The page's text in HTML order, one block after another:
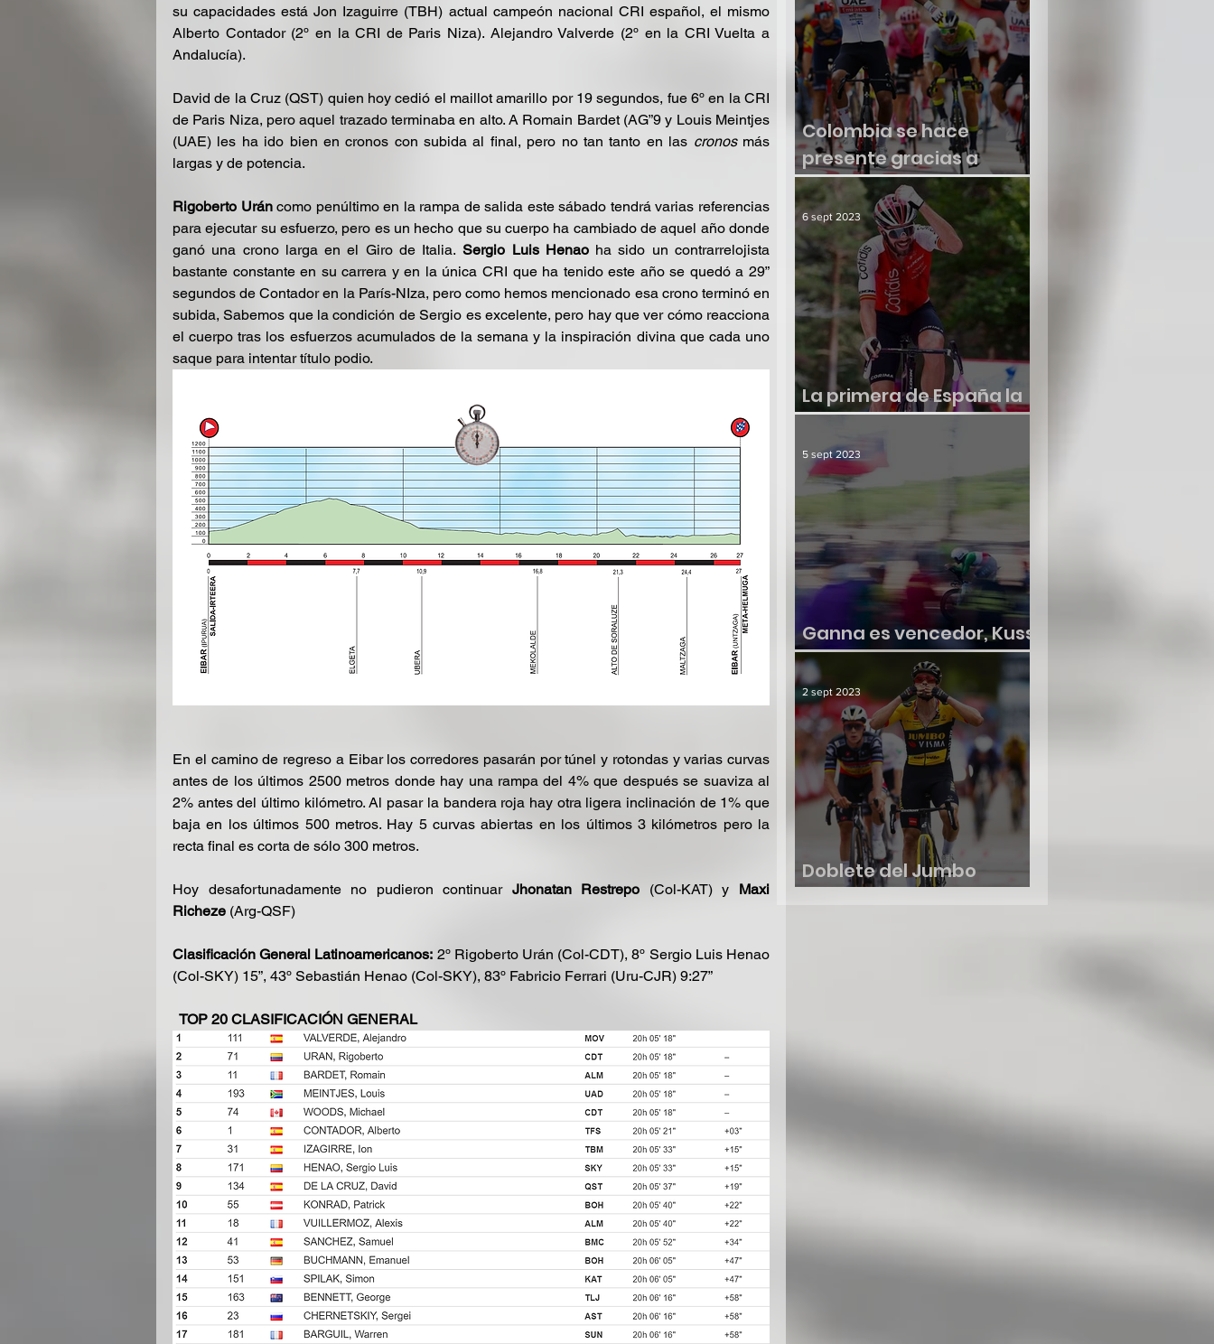
su capacidades está Jon Izaguirre (TBH) actual campeón nacional CRI español, el mismo
Alberto Contador (2º en la CRI de Paris Niza). Alejandro Valverde (2º en la CRI Vuelta a
Andalucía).
David de la Cruz (QST) quien hoy cedió el maillot amarillo por 19 segundos, fue 6º en la CRI
de Paris Niza, pero aquel trazado terminaba en alto. A Romain Bardet (AG”9 y Louis Meintjes
(UAE) les ha ido bien en cronos con subida al final, pero no tan tanto en las cronos más
largas y de potencia.
Rigoberto Urán como penúltimo en la rampa de salida este sábado tendrá varias referencias
para ejecutar su esfuerzo, pero es un hecho que su cuerpo ha cambiado de aquel año donde
ganó una crono larga en el Giro de Italia. Sergio Luis Henao ha sido un contrarrelojista
bastante constante en su carrera y en la única CRI que ha tenido este año se quedó a 29”
segundos de Contador en la París-NIza, pero como hemos mencionado esa crono terminó en
subida, Sabemos que la condición de Sergio es excelente, pero hay que ver cómo reacciona
el cuerpo tras los esfuerzos acumulados de la semana y la inspiración divina que cada uno
saque para intentar título podio.
En el camino de regreso a Eibar los corredores pasarán por túnel y rotondas y varias curvas
antes de los últimos 2500 metros donde hay una rampa del 4% que después se suaviza al
2% antes del último kilómetro. Al pasar la bandera roja hay otra ligera inclinación de 1% que
baja en los últimos 500 metros. Hay 5 curvas abiertas en los últimos 3 kilómetros pero la
recta final es corta de sólo 300 metros.
Hoy desafortunadamente no pudieron continuar Jhonatan Restrepo (Col-KAT) y Maxi
Richeze (Arg-QSF)
Clasificación General Latinoamericanos: 2º Rigoberto Urán (Col-CDT), 8º Sergio Luis Henao
(Col-SKY) 15”, 43º Sebastián Henao (Col-SKY), 83º Fabricio Ferrari (Uru-CJR) 9:27”
TOP 20 CLASIFICACIÓN GENERAL
Colombia se hace
presente gracias a
Molano
La primera de España la
consiguió Jesús Herrada
6 sept 2023
Ganna es vencedor, Kuss
no suelta la roja
5 sept 2023
Doblete del Jumbo
2 sept 2023